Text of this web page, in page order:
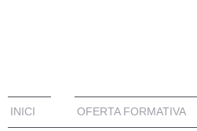
INICI OFERTA FORMATIVA